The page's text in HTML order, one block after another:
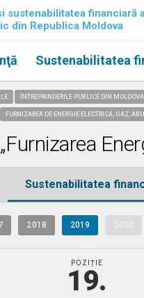
sustenabilitatea financiară
din Republica Moldova
Sustenabilitatea
ÎNTREPRINDERILE PUBLICE DIN MOLDOVA
FURNIZAREA DE ENERGIE ELECTRICĂ, GAZ,
Sustenabilitatea
2018 2019
POZIȚIE
19.